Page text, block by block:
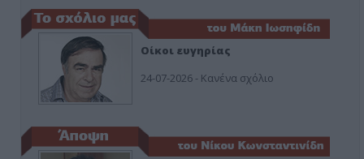
Οίκοι ευγηρίας
24-07-2026 - Κανένα σχόλιο